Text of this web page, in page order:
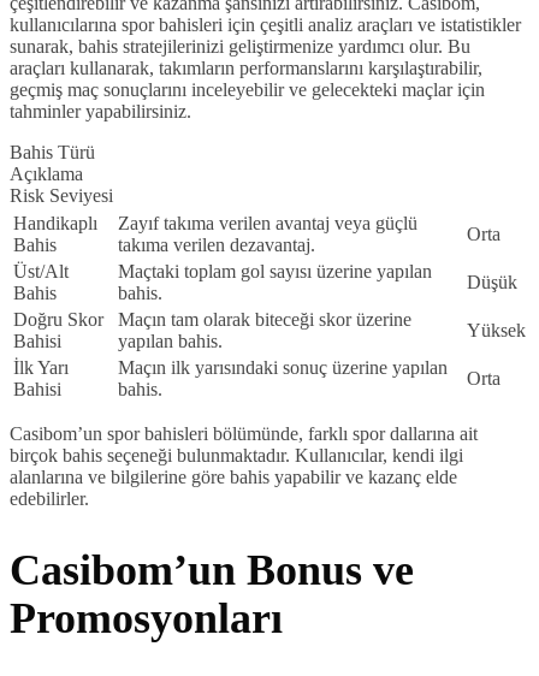
kullanıcılarına spor bahisleri için çeşitli analiz araçları ve istatistikler
sunarak, bahis stratejilerinizi geliştirmenize yardımcı olur. Bu
araçları kullanarak, takımların performanslarını karşılaştırabilir,
geçmiş maç sonuçlarını inceleyebilir ve gelecekteki maçlar için
tahminler yapabilirsiniz.
Bahis Türü
Açıklama
Risk Seviyesi
Handikaplı
Bahis
Zayıf takıma verilen avantaj veya güçlü
takıma verilen dezavantaj.
Orta
Üst/Alt
Bahis
Maçtaki toplam gol sayısı üzerine yapılan
bahis.
Düşük
Doğru Skor
Bahisi
Maçın tam olarak biteceği skor üzerine
yapılan bahis.
Yüksek
İlk Yarı
Bahisi
Maçın ilk yarısındaki sonuç üzerine yapılan
bahis.
Orta
Casibom’un spor bahisleri bölümünde, farklı spor dallarına ait
birçok bahis seçeneği bulunmaktadır. Kullanıcılar, kendi ilgi
alanlarına ve bilgilerine göre bahis yapabilir ve kazanç elde
edebilirler.
Casibom’un Bonus ve
Promosyonları